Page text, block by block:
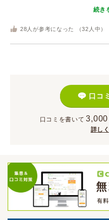
続き
28 人が参考になった （32 人中）
口コ
口コミを書いて 3,000
詳し